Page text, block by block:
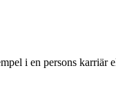
i en persons karriär